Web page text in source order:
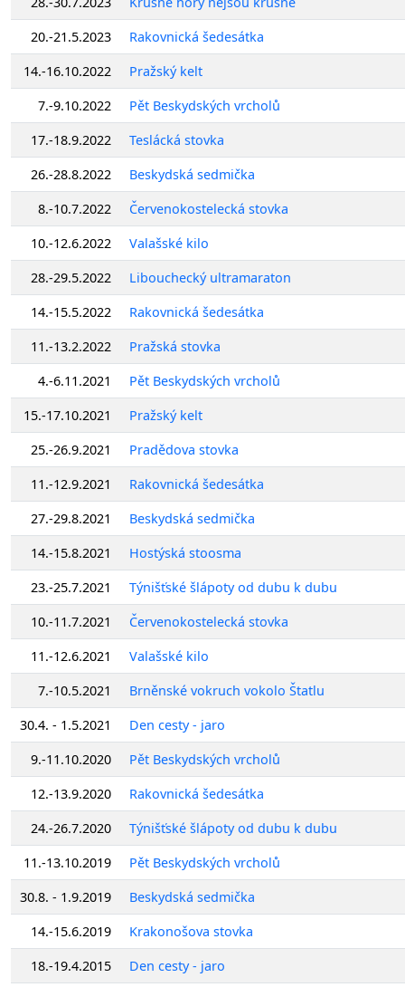
20.-21.5.2023
Rakovnická šedesátka
14.-16.10.2022
Pražský kelt
7.-9.10.2022
Pět Beskydských vrcholů
17.-18.9.2022
Teslácká stovka
26.-28.8.2022
Beskydská sedmička
8.-10.7.2022
Červenokostelecká stovka
10.-12.6.2022
Valašské kilo
28.-29.5.2022
Libouchecký ultramaraton
14.-15.5.2022
Rakovnická šedesátka
11.-13.2.2022
Pražská stovka
4.-6.11.2021
Pět Beskydských vrcholů
15.-17.10.2021
Pražský kelt
25.-26.9.2021
Pradědova stovka
11.-12.9.2021
Rakovnická šedesátka
27.-29.8.2021
Beskydská sedmička
14.-15.8.2021
Hostýská stoosma
23.-25.7.2021
Týnišťské šlápoty od dubu k dubu
10.-11.7.2021
Červenokostelecká stovka
11.-12.6.2021
Valašské kilo
7.-10.5.2021
Brněnské vokruch vokolo Štatlu
30.4. - 1.5.2021
Den cesty - jaro
9.-11.10.2020
Pět Beskydských vrcholů
12.-13.9.2020
Rakovnická šedesátka
24.-26.7.2020
Týnišťské šlápoty od dubu k dubu
11.-13.10.2019
Pět Beskydských vrcholů
30.8. - 1.9.2019
Beskydská sedmička
14.-15.6.2019
Krakonošova stovka
18.-19.4.2015
Den cesty - jaro